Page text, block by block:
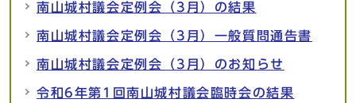
南山城村議会定例会（3月）の結果
南山城村議会定例会（3月）一般質問通告書
南山城村議会定例会（3月）のお知らせ
令和6年第1回南山城村議会臨時会の結果